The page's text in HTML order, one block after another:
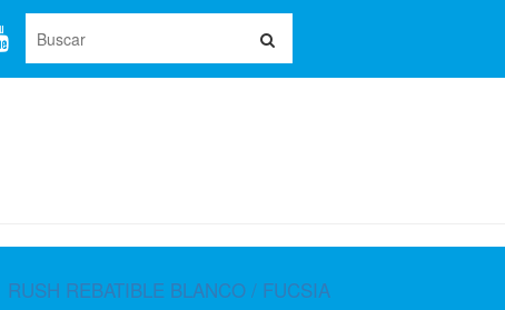
RUSH REBATIBLE BLANCO / FUCSIA